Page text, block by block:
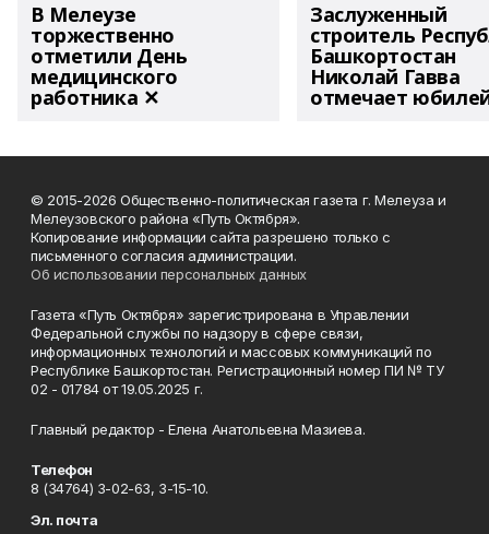
В Мелеузе
торжественно
отметили День
медицинского
работника ✕
Заслуженный
строитель
Башкортостан
Николай Гавва
отмечает
© 2015-2026 Общественно-политическая газета г. Мелеуза и
Мелеузовского района «Путь Октября».
Копирование информации сайта разрешено только с
письменного согласия администрации.
Об использовании персональных данных
Газета «Путь Октября» зарегистрирована в Управлении
Федеральной службы по надзору в сфере связи,
информационных технологий и массовых коммуникаций по
Республике Башкортостан. Регистрационный номер ПИ № ТУ
02 - 01784 от 19.05.2025 г.
Главный редактор - Елена Анатольевна Мазиева.
Телефон
8 (34764) 3-02-63, 3-15-10.
Эл. почта